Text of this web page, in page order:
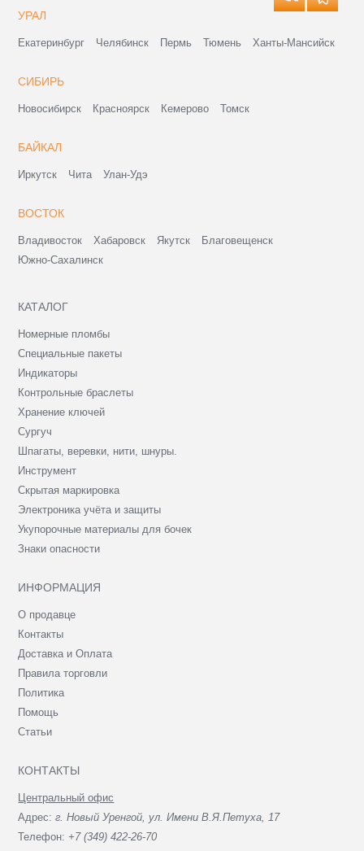
УРАЛ
Екатеринбург Челябинск Пермь Тюмень Ханты-Мансийск
СИБИРЬ
Новосибирск Красноярск Кемерово Томск
БАЙКАЛ
Иркутск Чита Улан-Удэ
ВОСТОК
Владивосток Хабаровск Якутск
Благовещенск
Южно-Сахалинск
КАТАЛОГ
Номерные пломбы
Специальные пакеты
Индикаторы
Контрольные браслеты
Хранение ключей
Сургуч
Шпагаты, веревки, нити, шнуры.
Инструмент
Скрытая маркировка
Электроника учёта и защиты
Укупорочные материалы для бочек
Знаки опасности
ИНФОРМАЦИЯ
О продавце
Контакты
Доставка и Оплата
Правила торговли
Политика
Помощь
Статьи
КОНТАКТЫ
Центральный офис
Адрес:г. Новый Уренгой, ул. Имени В.Я.Петуха, 17
Телефон: +7 (349) 422-26-70